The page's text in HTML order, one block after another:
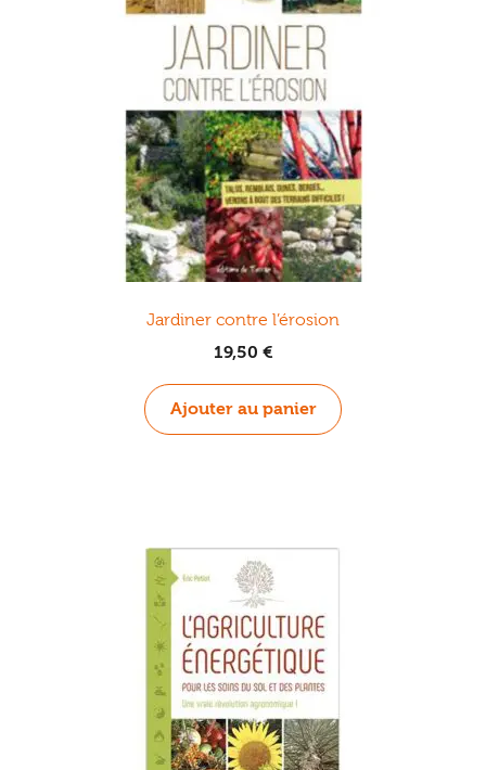
Jardiner contre l’érosion
19,50 €
Ajouter au panier